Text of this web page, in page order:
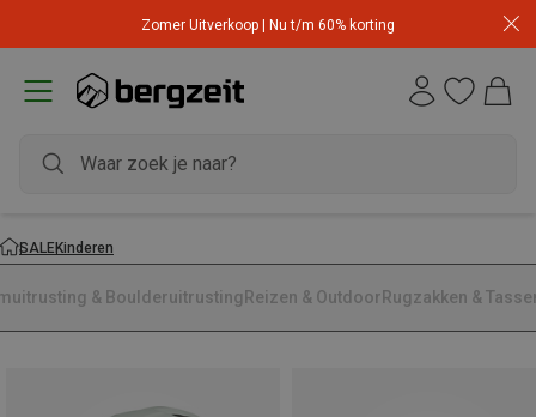
Zomer Uitverkoop | Nu t/m 60% korting
SALEKinderen
& Boulderuitrusting Reizen & Outdoor Rugzakken &